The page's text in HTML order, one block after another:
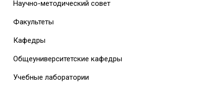
Научно-методический совет
Факультеты
Кафедры
Общеуниверситетские кафедры
Учебные лаборатории